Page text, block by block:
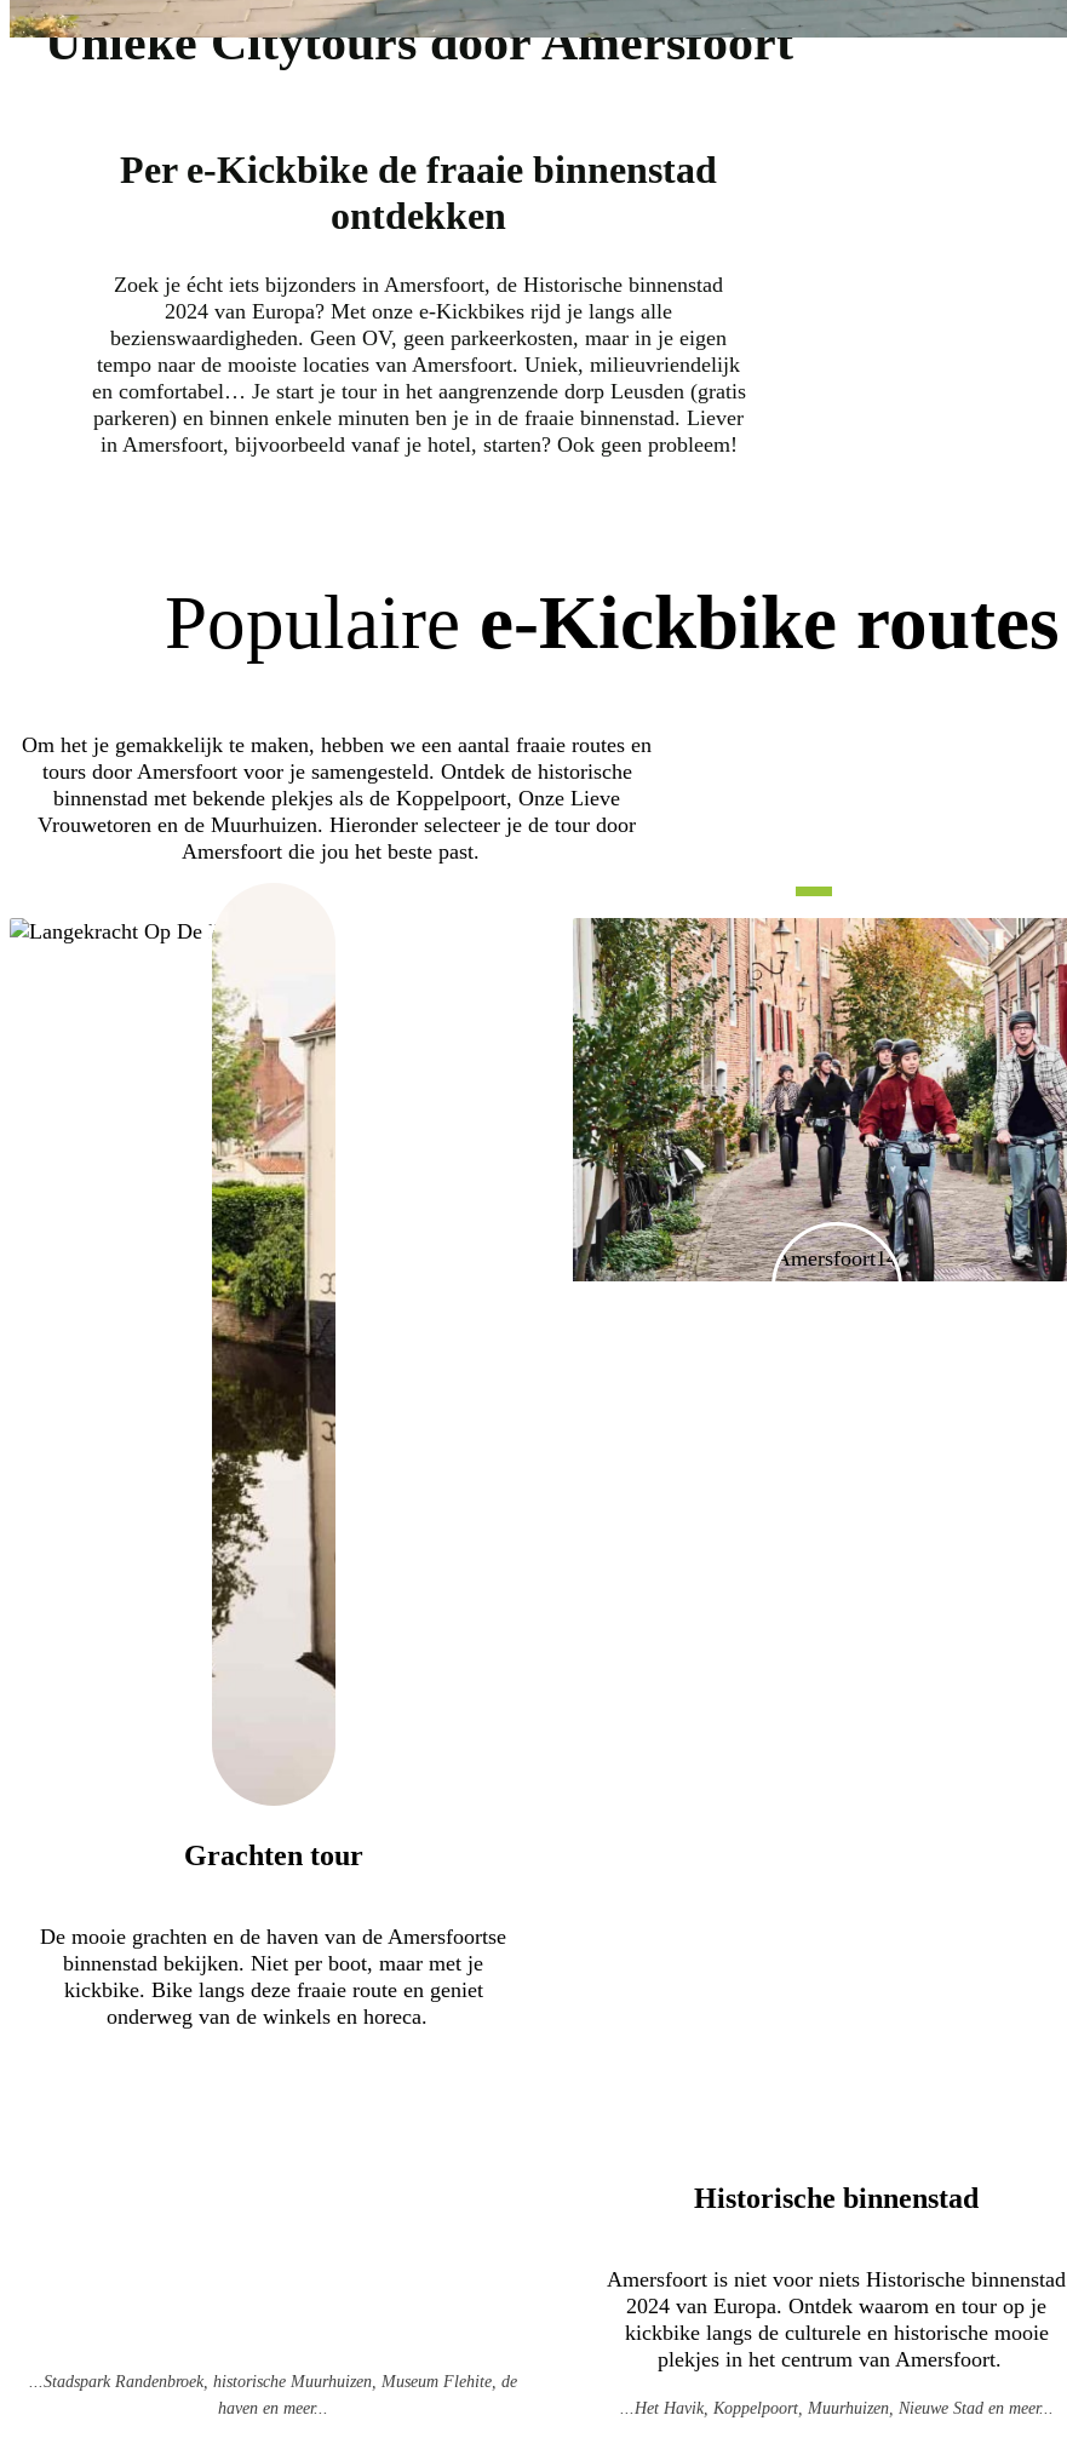
Unieke Citytours door Amersfoort
Per e-Kickbike de fraaie binnenstad
ontdekken
Zoek je écht iets bijzonders in Amersfoort, de Historische binnenstad
2024 van Europa? Met onze e-Kickbikes rijd je langs alle
bezienswaardigheden. Geen OV, geen parkeerkosten, maar in je eigen
tempo naar de mooiste locaties van Amersfoort. Uniek, milieuvriendelijk
en comfortabel… Je start je tour in het aangrenzende dorp Leusden (gratis
parkeren) en binnen enkele minuten ben je in de fraaie binnenstad. Liever
in Amersfoort, bijvoorbeeld vanaf je hotel, starten? Ook geen probleem!
Populaire e-Kickbike routes
Om het je gemakkelijk te maken, hebben we een aantal fraaie routes en
tours door Amersfoort voor je samengesteld. Ontdek de historische
binnenstad met bekende plekjes als de Koppelpoort, Onze Lieve
Vrouwetoren en de Muurhuizen. Hieronder selecteer je de tour door
Amersfoort die jou het beste past.
Grachten tour
De mooie grachten en de haven van de Amersfoortse
binnenstad bekijken. Niet per boot, maar met je
kickbike. Bike langs deze fraaie route en geniet
onderweg van de winkels en horeca.
...Stadspark Randenbroek, historische Muurhuizen, Museum Flehite, de
haven en meer...
Historische binnenstad
Amersfoort is niet voor niets Historische binnenstad
2024 van Europa. Ontdek waarom en tour op je
kickbike langs de culturele en historische mooie
plekjes in het centrum van Amersfoort.
...Het Havik, Koppelpoort, Muurhuizen, Nieuwe Stad en meer...